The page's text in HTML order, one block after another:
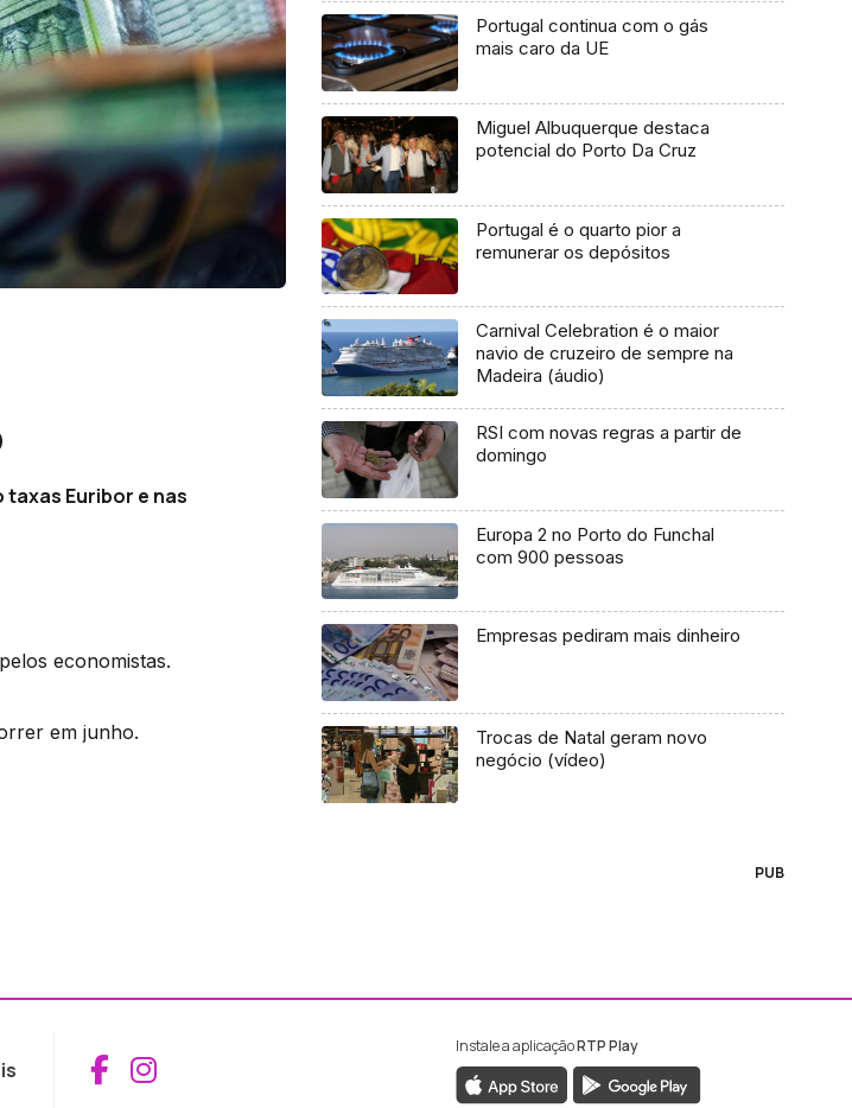
Euribor e nas
economistas.
em junho.
Portugal continua com o gás
mais caro da UE
Miguel Albuquerque destaca
potencial do Porto Da Cruz
Portugal é o quarto pior a
remunerar os depósitos
Carnival Celebration é o maior
navio de cruzeiro de sempre na
Madeira (áudio)
RSI com novas regras a partir de
domingo
Europa 2 no Porto do Funchal
com 900 pessoas
Empresas pediram mais dinheiro
Trocas de Natal geram novo
negócio (vídeo)
PUB
Aceder ao Facebook da RTP Madeira
Aceder ao Instagram da RTP Madeira
Instale a aplicaçãoRTP Play